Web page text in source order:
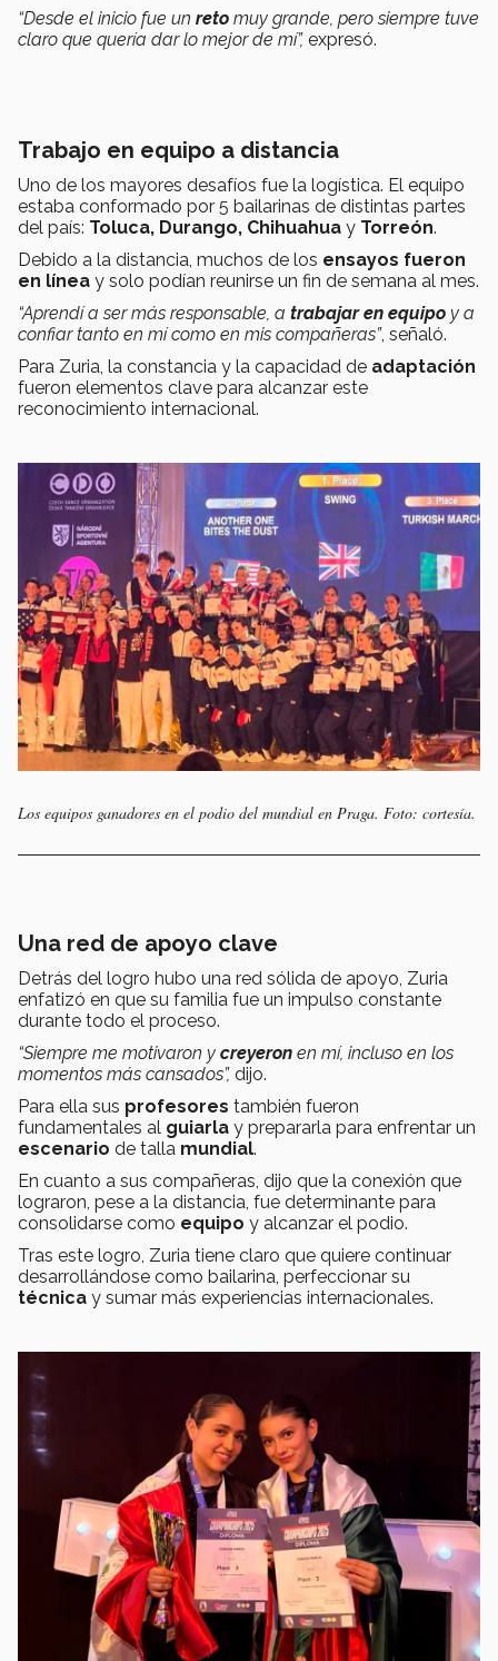
“Desde el inicio fue un reto muy grande, pero siempre tuve
claro que quería dar lo mejor de mí”, expresó.
Trabajo en equipo a distancia
Uno de los mayores desafíos fue la logística. El equipo
estaba conformado por 5 bailarinas de distintas partes
del país: Toluca, Durango, Chihuahua y Torreón.
Debido a la distancia, muchos de los ensayos fueron
en línea y solo podían reunirse un fin de semana al mes.
“Aprendí a ser más responsable, a trabajar en equipo y a
confiar tanto en mí como en mis compañeras”, señaló.
Para Zuria, la constancia y la capacidad de adaptación
fueron elementos clave para alcanzar este
reconocimiento internacional.
Los equipos ganadores en el podio del mundial en Praga. Foto: cortesía.
Una red de apoyo clave
Detrás del logro hubo una red sólida de apoyo, Zuria
enfatizó en que su familia fue un impulso constante
durante todo el proceso.
“Siempre me motivaron y creyeron en mí, incluso en los
momentos más cansados”, dijo.
Para ella sus profesores también fueron
fundamentales al guiarla y prepararla para enfrentar un
escenario de talla mundial.
En cuanto a sus compañeras, dijo que la conexión que
lograron, pese a la distancia, fue determinante para
consolidarse como equipo y alcanzar el podio.
Tras este logro, Zuria tiene claro que quiere continuar
desarrollándose como bailarina, perfeccionar su
técnica y sumar más experiencias internacionales.